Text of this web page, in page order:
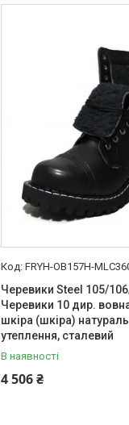
FRYH-OB157H-
Черевики Steel 105/
Черевики 10 дир.
шкіра (шкіра)
утеплення, сталевий
В наявності
4 506 ₴